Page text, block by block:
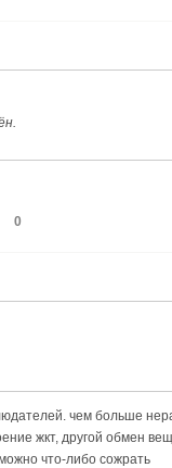
0
чем больше
жкт, другой обмен
что-либо сожрать